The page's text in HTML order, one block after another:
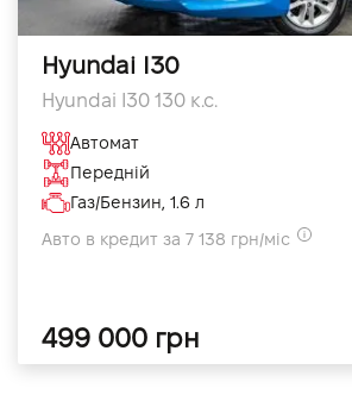
Hyundai I30
Hyundai I30 130 к.с.
Автомат
Передній
Газ/Бензин, 1.6 л
Авто в кредит за 7 138 грн/міс
499 000 грн